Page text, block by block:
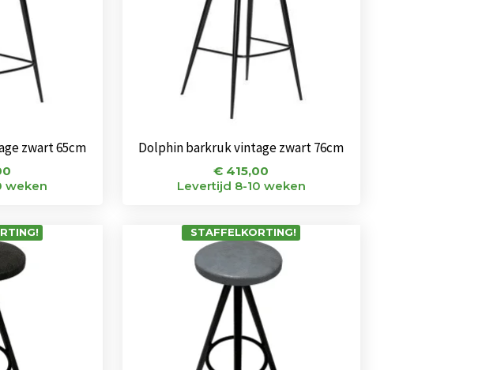
zwart 65cm
weken
Dolphin barkruk vintage zwart 76cm
€ 415,00
Levertijd 8-10 weken
STAFFELKORTING!